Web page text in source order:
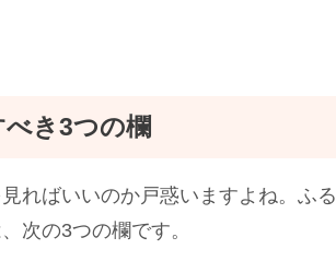
き3つの欄
ればいいのか戸惑いますよね。ふ
次の3つの欄です。